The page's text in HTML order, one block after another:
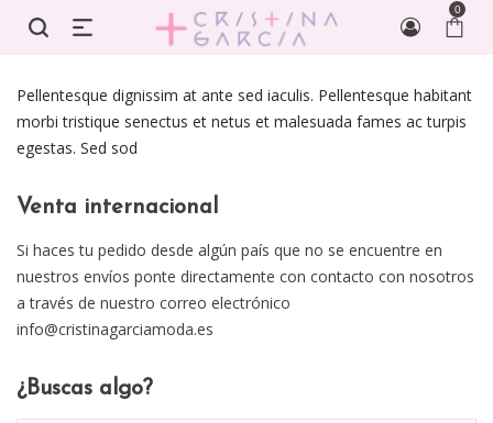
0
Pellentesque dignissim at ante sed iaculis. Pellentesque habitant
morbi tristique senectus et netus et malesuada fames ac turpis
egestas. Sed sod
Venta internacional
Si haces tu pedido desde algún país que no se encuentre en
nuestros envíos ponte directamente con contacto con nosotros
a través de nuestro correo electrónico
info@cristinagarciamoda.es
¿Buscas algo?